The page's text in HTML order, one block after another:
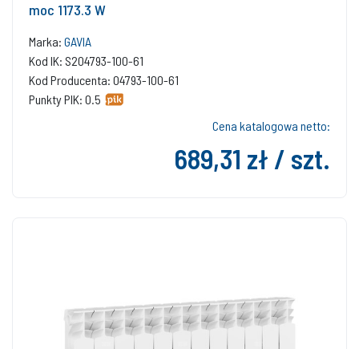
moc 1173.3 W
Marka: GAVIA
Kod IK: S204793-100-61
Kod Producenta: 04793-100-61
Punkty PIK: 0.5
Cena katalogowa netto:
689,31 zł / szt.